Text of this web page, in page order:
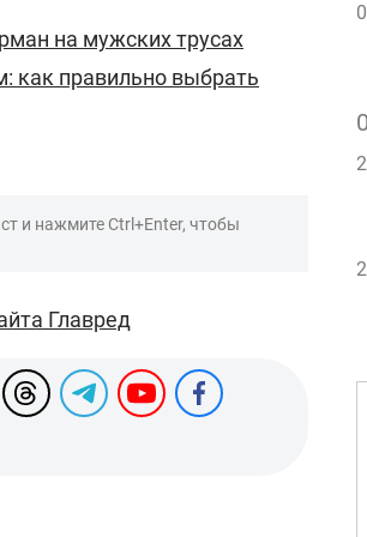
на мужских трусах
как правильно выбрать
и нажмите Ctrl+Enter, чтобы
Главред